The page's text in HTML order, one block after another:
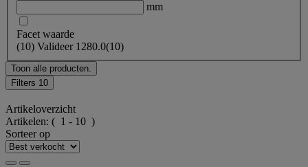
mm
Facet waarde
(10) Valideer 1280.0(10)
Toon alle producten.
Filters 10
Artikeloverzicht
Artikelen: ( 1 - 10 )
Sorteer op